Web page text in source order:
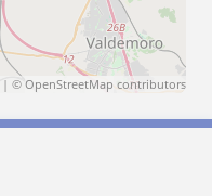
| © OpenStreetMap contributors